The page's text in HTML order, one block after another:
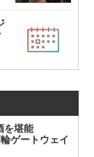
を堪能
ゲートウェイ